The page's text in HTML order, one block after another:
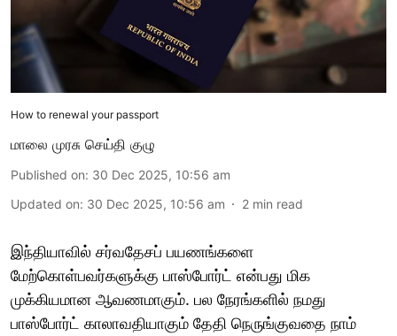
How to renewal your passport
மாலை முரசு செய்தி குழு
Published on: 30 Dec 2025, 10:56 am
Updated on: 30 Dec 2025, 10:56 am 2 min read
இந்தியாவில் சர்வதேசப் பயணங்களை
மேற்கொள்பவர்களுக்கு பாஸ்போர்ட் என்பது மிக
முக்கியமான ஆவணமாகும். பல நேரங்களில் நமது
பாஸ்போர்ட் காலாவதியாகும் தேதி நெருங்குவதை நாம்